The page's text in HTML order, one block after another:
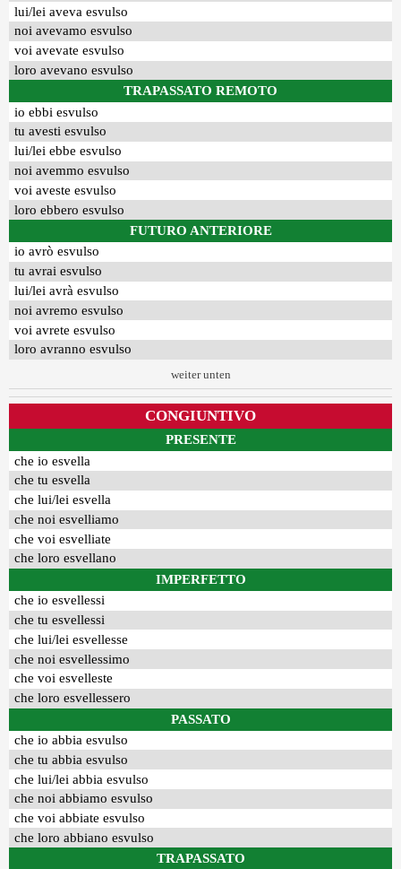
lui/lei aveva esvulso
noi avevamo esvulso
voi avevate esvulso
loro avevano esvulso
TRAPASSATO REMOTO
io ebbi esvulso
tu avesti esvulso
lui/lei ebbe esvulso
noi avemmo esvulso
voi aveste esvulso
loro ebbero esvulso
FUTURO ANTERIORE
io avrò esvulso
tu avrai esvulso
lui/lei avrà esvulso
noi avremo esvulso
voi avrete esvulso
loro avranno esvulso
weiter unten
CONGIUNTIVO
PRESENTE
che io esvella
che tu esvella
che lui/lei esvella
che noi esvelliamo
che voi esvelliate
che loro esvellano
IMPERFETTO
che io esvellessi
che tu esvellessi
che lui/lei esvellesse
che noi esvellessimo
che voi esvelleste
che loro esvellessero
PASSATO
che io abbia esvulso
che tu abbia esvulso
che lui/lei abbia esvulso
che noi abbiamo esvulso
che voi abbiate esvulso
che loro abbiano esvulso
TRAPASSATO